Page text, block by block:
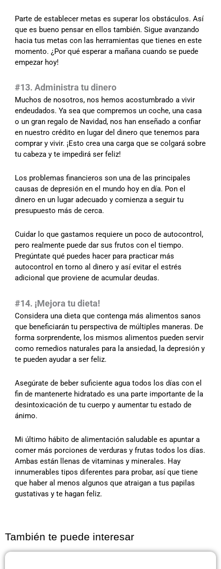
Parte de establecer metas es superar los obstáculos. Así
que es bueno pensar en ellos también. Sigue avanzando
hacia tus metas con las herramientas que tienes en este
momento. ¿Por qué esperar a mañana cuando se puede
empezar hoy!
#13. Administra tu dinero
Muchos de nosotros, nos hemos acostumbrado a vivir
endeudados. Ya sea que compremos un coche, una casa
o un gran regalo de Navidad, nos han enseñado a confiar
en nuestro crédito en lugar del dinero que tenemos para
comprar y vivir. ¡Esto crea una carga que se colgará sobre
tu cabeza y te impedirá ser feliz!
Los problemas financieros son una de las principales
causas de depresión en el mundo hoy en día. Pon el
dinero en un lugar adecuado y comienza a seguir tu
presupuesto más de cerca.
Cuidar lo que gastamos requiere un poco de autocontrol,
pero realmente puede dar sus frutos con el tiempo.
Pregúntate qué puedes hacer para practicar más
autocontrol en torno al dinero y así evitar el estrés
adicional que proviene de acumular deudas.
#14. ¡Mejora tu dieta!
Considera una dieta que contenga más alimentos sanos
que beneficiarán tu perspectiva de múltiples maneras. De
forma sorprendente, los mismos alimentos pueden servir
como remedios naturales para la ansiedad, la depresión y
te pueden ayudar a ser feliz.
Asegúrate de beber suficiente agua todos los días con el
fin de mantenerte hidratado es una parte importante de la
desintoxicación de tu cuerpo y aumentar tu estado de
ánimo.
Mi último hábito de alimentación saludable es apuntar a
comer más porciones de verduras y frutas todos los días.
Ambas están llenas de vitaminas y minerales. Hay
innumerables tipos diferentes para probar, así que tiene
que haber al menos algunos que atraigan a tus papilas
gustativas y te hagan feliz.
También te puede interesar